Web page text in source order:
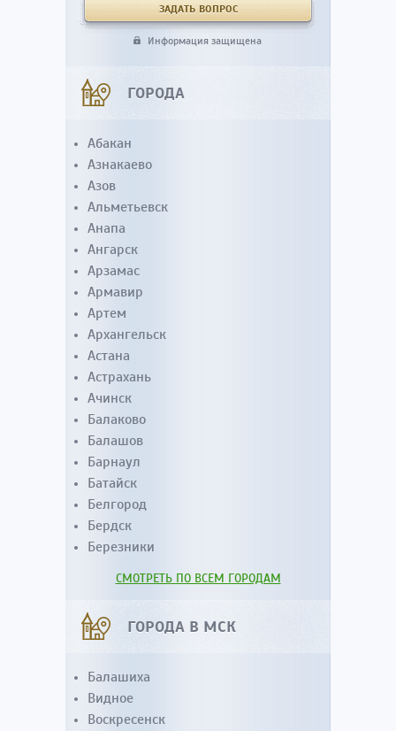
Информация защищена
ГОРОДА
Абакан
Азнакаево
Азов
Альметьевск
Анапа
Ангарск
Арзамас
Армавир
Артем
Архангельск
Астана
Астрахань
Ачинск
Балаково
Балашов
Барнаул
Батайск
Белгород
Бердск
Березники
СМОТРЕТЬ ПО ВСЕМ ГОРОДАМ
ГОРОДА В МСК
Балашиха
Видное
Воскресенск